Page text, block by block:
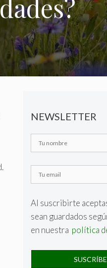
NEWSLETTER
Al suscribirte
sean guardados
en nuestra política